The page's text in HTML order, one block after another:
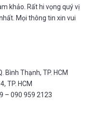
khảo. Rất hi vọng quý vị
Mọi thông tin xin vui
Bình Thạnh, TP. HCM
TP. HCM
– 090 959 2123